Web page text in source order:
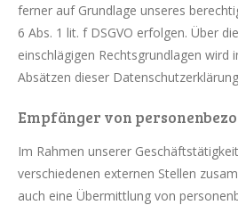
ferner auf Grundlage unseres
6 Abs. 1 lit. f DSGVO erfolgen. Über
einschlägigen Rechtsgrundlagen wird
Absätzen dieser
Empfänger von
Im Rahmen unserer
verschiedenen externen Stellen
auch eine Übermittlung von